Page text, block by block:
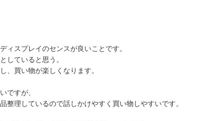
ィスプレイのセンスが良いことです。
していると思う。
、買い物が楽しくなります。
ですが、
整理しているので話しかけやすく買い物しやすいです。